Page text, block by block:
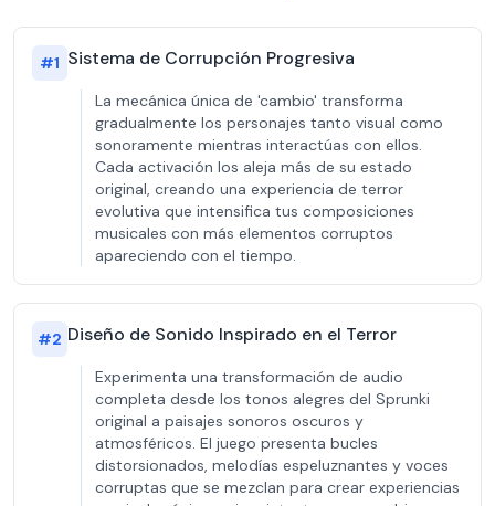
#1 Sistema de Corrupción Progresiva
La mecánica única de 'cambio' transforma
gradualmente los personajes tanto visual como
sonoramente mientras interactúas con ellos.
Cada activación los aleja más de su estado
original, creando una experiencia de terror
evolutiva que intensifica tus composiciones
musicales con más elementos corruptos
apareciendo con el tiempo.
#2 Diseño de Sonido Inspirado en el Terror
Experimenta una transformación de audio
completa desde los tonos alegres del Sprunki
original a paisajes sonoros oscuros y
atmosféricos. El juego presenta bucles
distorsionados, melodías espeluznantes y voces
corruptas que se mezclan para crear experiencias